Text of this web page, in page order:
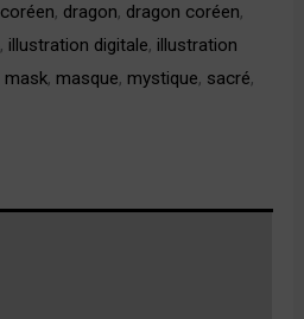
coréen, dragon, dragon coréen,
, illustration digitale, illustration
mask, masque, mystique, sacré,